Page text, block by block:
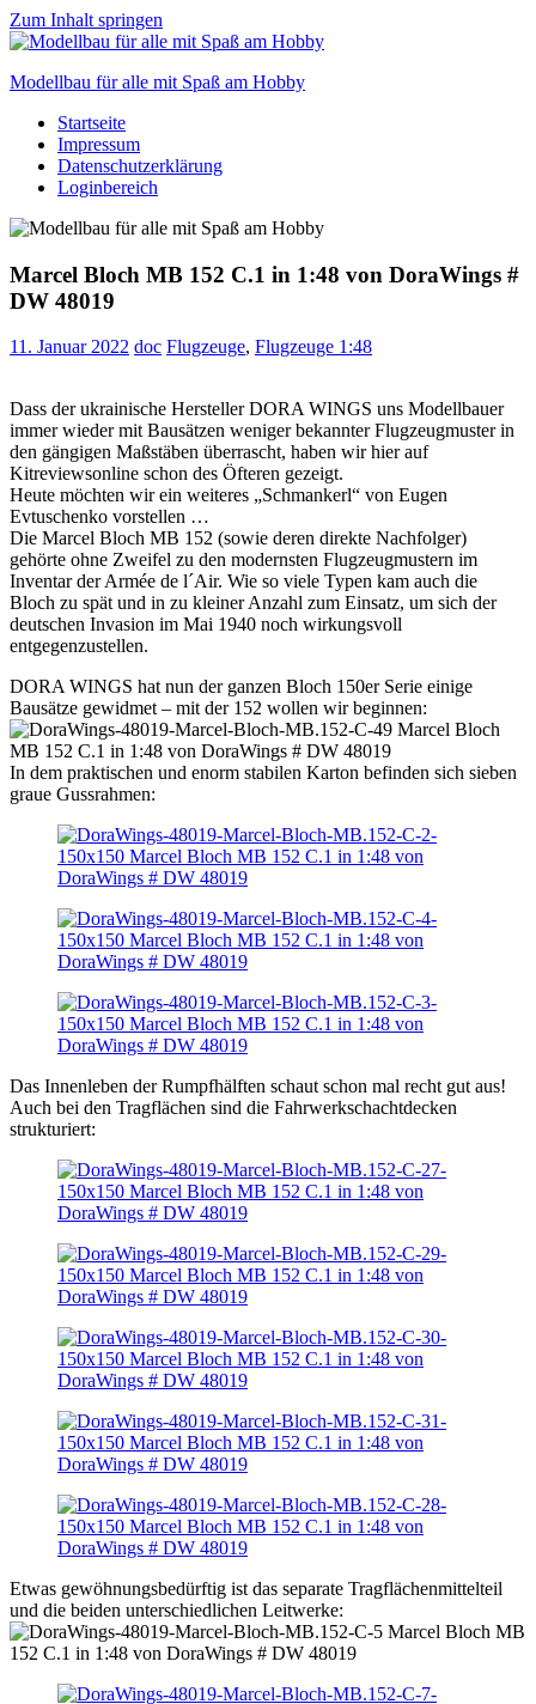
Zum Inhalt springen
Modellbau für alle mit Spaß am Hobby
Scale
modelling
to
Startseite
Impressum
Datenschutzerklärung
Loginbereich
Marcel Bloch MB 152 C.1 in 1:48 von DoraWings #
DW 48019
11. Januar 2022 doc Flugzeuge, Flugzeuge 1:48
Dass der ukrainische Hersteller DORA WINGS uns Modellbauer
immer wieder mit Bausätzen weniger bekannter Flugzeugmuster in
den gängigen Maßstäben überrascht, haben wir hier auf
Kitreviewsonline schon des Öfteren gezeigt.
Heute möchten wir ein weiteres „Schmankerl“ von Eugen
Evtuschenko vorstellen …
Die Marcel Bloch MB 152 (sowie deren direkte Nachfolger)
gehörte ohne Zweifel zu den modernsten Flugzeugmustern im
Inventar der Armée de l´Air. Wie so viele Typen kam auch die
Bloch zu spät und in zu kleiner Anzahl zum Einsatz, um sich der
deutschen Invasion im Mai 1940 noch wirkungsvoll
entgegenzustellen.
DORA WINGS hat nun der ganzen Bloch 150er Serie einige
Bausätze gewidmet – mit der 152 wollen wir beginnen:
In dem praktischen und enorm stabilen Karton befinden sich sieben
graue Gussrahmen:
Das Innenleben der Rumpfhälften schaut schon mal recht gut aus!
Auch bei den Tragflächen sind die Fahrwerkschachtdecken
strukturiert:
Etwas gewöhnungsbedürftig ist das separate Tragflächenmittelteil
und die beiden unterschiedlichen Leitwerke: